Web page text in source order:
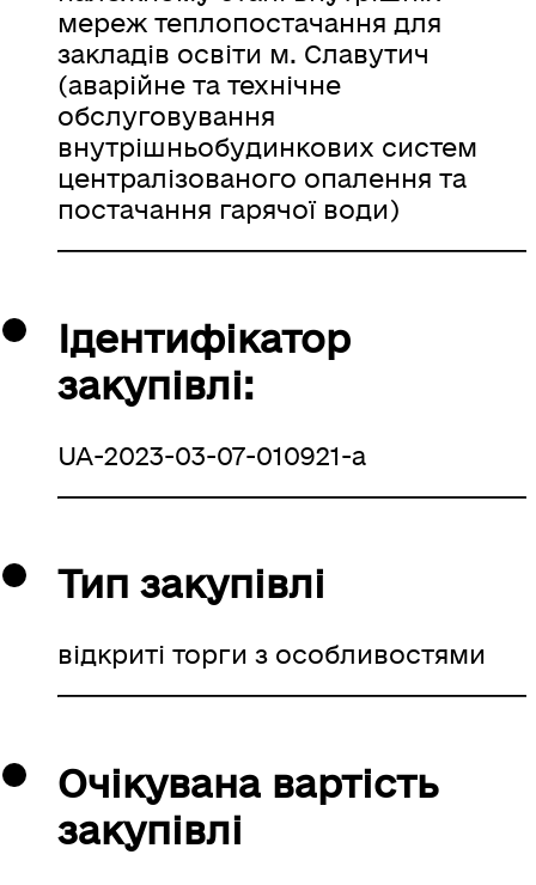
мереж теплопостачання для
закладів освіти м. Славутич
(аварійне та технічне
обслуговування
внутрішньобудинкових систем
централізованого опалення та
постачання гарячої води)
Ідентифікатор
закупівлі:
UA-2023-03-07-010921-a
Тип закупівлі
відкриті торги з особливостями
Очікувана вартість
закупівлі